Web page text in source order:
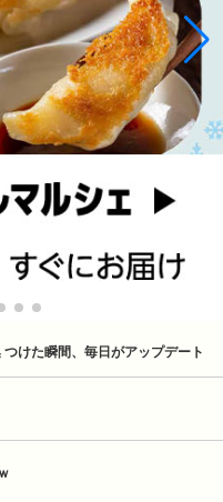
けた瞬間、毎日がアップデート